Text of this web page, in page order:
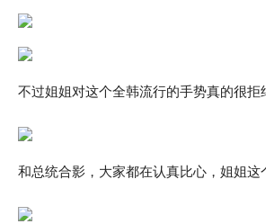
不过姐姐对这个全韩流行的手势真的很拒
和总统合影，大家都在认真比心，姐姐